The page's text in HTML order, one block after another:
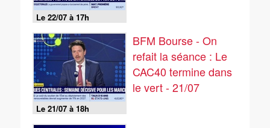
Le 22/07 à 17h
Le 21/07 à 18h
BFM Bourse - On
refait la séance : Le
CAC40 termine dans
le vert - 21/07